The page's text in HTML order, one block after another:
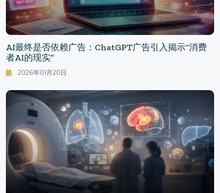
AI最终是否依赖广告：ChatGPT广告引入揭示“消费
者AI的现实”
2026年01月20日